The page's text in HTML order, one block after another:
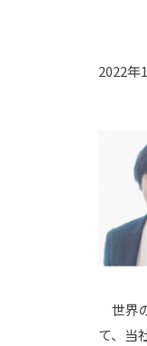
2022年
世界
て、当